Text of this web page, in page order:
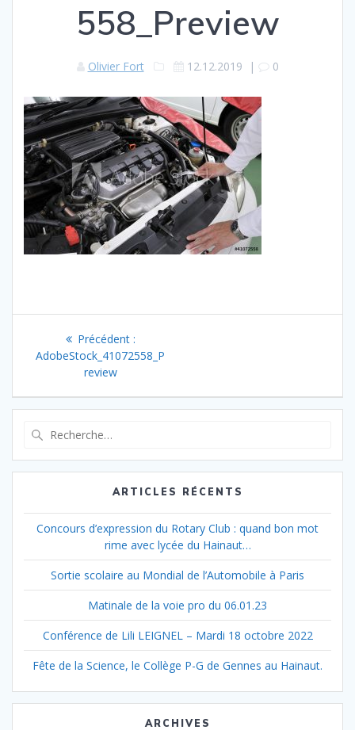
558_Preview
Olivier Fort 12.12.2019 | 0
Navigation
de
l’article
Précédent :Article
précédent
AdobeStock_41072558_P
review
:
ARTICLES RÉCENTS
Concours d’expression du Rotary Club : quand bon mot
rime avec lycée du Hainaut…
Sortie scolaire au Mondial de l’Automobile à Paris
Matinale de la voie pro du 06.01.23
Conférence de Lili LEIGNEL – Mardi 18 octobre 2022
Fête de la Science, le Collège P-G de Gennes au Hainaut.
ARCHIVES